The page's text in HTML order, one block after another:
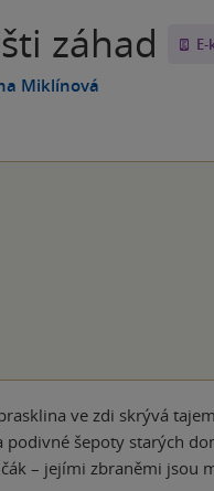
záhad
Miklínová
ve zdi skrývá
šepoty starých
– jejími zbraněmi jsou